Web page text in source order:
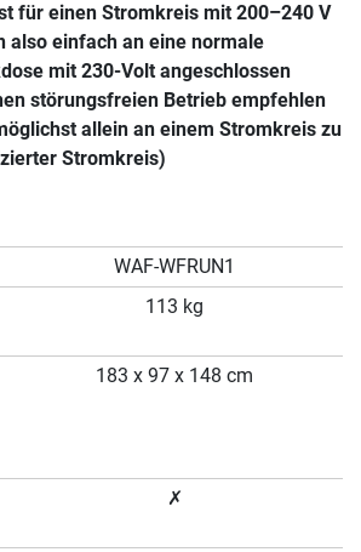
für einen Stromkreis mit 200–240 V
also einfach an eine normale
mit 230-Volt angeschlossen
störungsfreien Betrieb empfehlen
allein an einem Stromkreis zu
Stromkreis)
WAF-WFRUN1
113 kg
183 x 97 x 148 cm
✗